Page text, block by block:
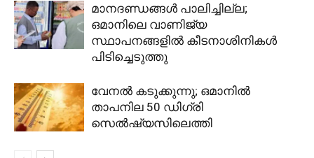
മാനദണ്ഡങ്ങൾ പാലിച്ചില്ല;
ഒമാനിലെ വാണിജ്യ
സ്ഥാപനങ്ങളിൽ കീടനാശിനികൾ
പിടിച്ചെടുത്തു
വേനൽ കടുക്കുന്നു; ഒമാനിൽ
താപനില 50 ഡിഗ്രി
സെൽഷ്യസിലെത്തി